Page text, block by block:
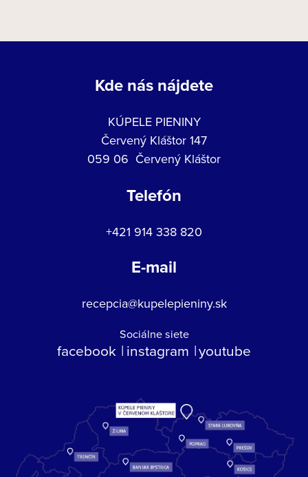
Kde nás nájdete
KÚPELE PIENINY
Červený Kláštor 147
059 06 Červený Kláštor
Telefón
+421 914 338 820
E-mail
recepcia@kupelepieniny.sk
Sociálne siete
facebook instagram youtube